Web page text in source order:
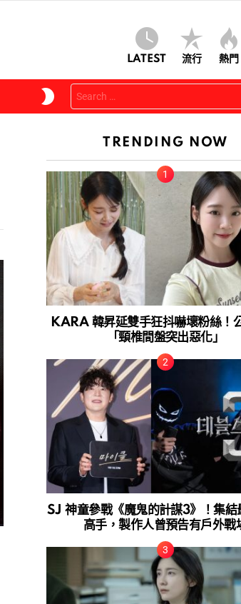
LATEST 流行 熱門
SKIN
Search
for:
TRENDING NOW
KARA 韓昇延雙手狂抖嚇壞粉絲！
「頸椎間盤突出惡化」
SJ 神童參戰《魔鬼的計謀3》！集結
高手，製作人曾預告有戶外戰